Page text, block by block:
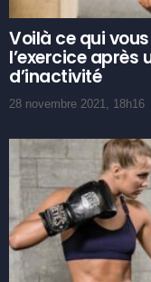
Voilà ce qui
l’exercice après
d’inactivité
28 novembre 2021, 18h16